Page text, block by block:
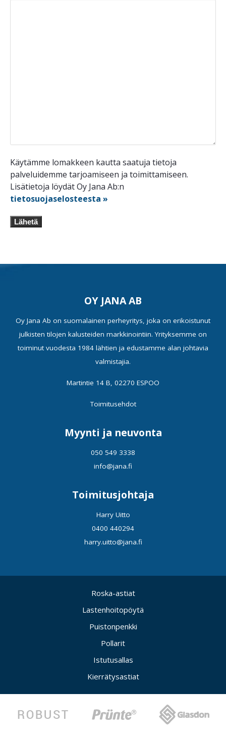
Käytämme lomakkeen kautta saatuja tietoja
palveluidemme tarjoamiseen ja toimittamiseen.
Lisätietoja löydät Oy Jana Ab:n
tietosuojaselosteesta »
Lähetä
OY JANA AB
Oy Jana Ab on suomalainen perheyritys, joka on erikoistunut
julkisten tilojen kalusteiden markkinointiin. Yrityksemme on
toiminut vuodesta 1984 lähtien ja edustamme alan johtavia
valmistajia.
Martintie 14 B, 02270 ESPOO
Toimitusehdot
Myynti ja neuvonta
050 549 3338
info@jana.fi
Toimitusjohtaja
Harry Uitto
0400 440294
harry.uitto@jana.fi
Roska-astiat
Lastenhoitopöytä
Puistonpenkki
Pollarit
Istutusallas
Kierrätysastiat